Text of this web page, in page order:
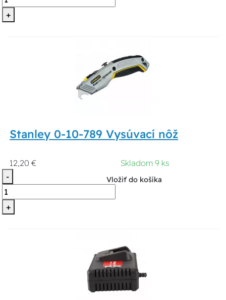
+
Stanley 0-10-789 Vysúvací nôž
12,20 €
Skladom 9 ks
-
+
Vložiť do košíka